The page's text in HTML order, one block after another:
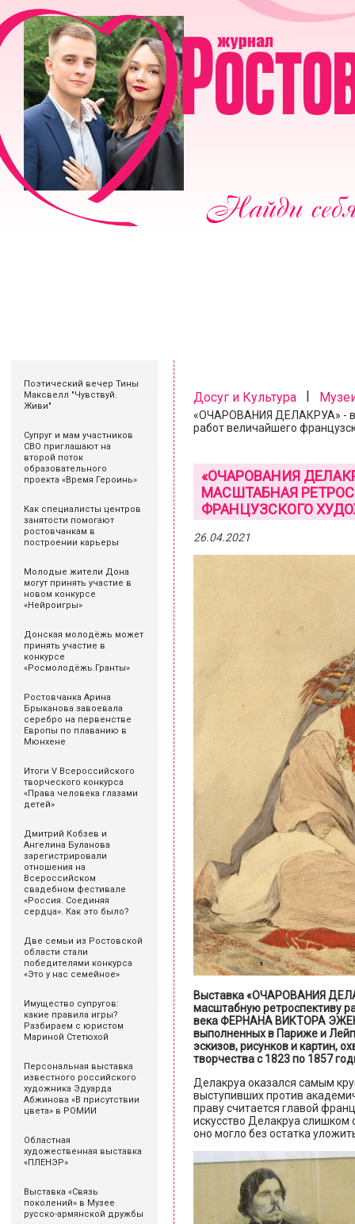
Поэтический вечер Тины
Максвелл "Чувствуй.
Живи"
Супруг и мам участников
СВО приглашают на
второй поток
образовательного
проекта «Время Героинь»
Как специалисты центров
занятости помогают
ростовчанкам в
построении карьеры
Молодые жители Дона
могут принять участие в
новом конкурсе
«Нейроигры»
Донская молодёжь может
принять участие в
конкурсе
«Росмолодёжь.Гранты»
Ростовчанка Арина
Брыканова завоевала
серебро на первенстве
Европы по плаванию в
Мюнхене
Итоги V Всероссийского
творческого конкурса
«Права человека глазами
детей»
Дмитрий Кобзев и
Ангелина Буланова
зарегистрировали
отношения на
Всероссийском
свадебном фестивале
«Россия. Соединяя
сердца». Как это было?
Две семьи из Ростовской
области стали
победителями конкурса
«Это у нас семейное»
Имущество супругов:
какие правила игры?
Разбираем с юристом
Мариной Стетюхой
Персональная выставка
известного российского
художника Эдуарда
Абжинова «В присутствии
цвета» в РОМИИ
Областная
художественная выставка
«ПЛЕНЭР»
Выставка «Связь
поколений» в Музее
русско-армянской дружбы
Досуг и Культура|
«ОЧАРОВАНИЯ ДЕЛАКРУА» -
работ величайшего
«ОЧАРОВАНИЯ
МАСШТАБНАЯ
ФРАНЦУЗСКОГО
26.04.2021
Выставка «ОЧАРОВАНИЯ
масштабную ретроспективу
века ФЕРНАНА ВИКТОРА
выполненных в Париже и
эскизов, рисунков и картин,
творчества с 1823 по 1857
Делакруа оказался самым
выступивших против
праву считается главой
искусство Делакруа слишком
оно могло без остатка